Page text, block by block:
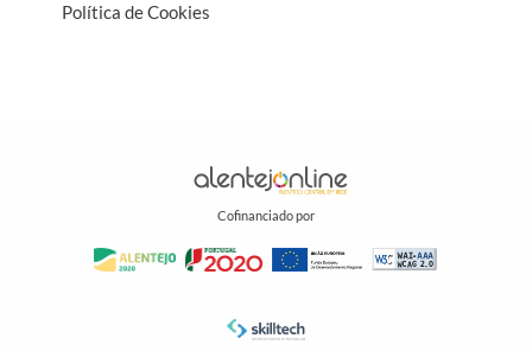
Política de Cookies
Cofinanciado por